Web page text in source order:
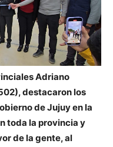
Adriano
destacaron los
de Jujuy en la
toda la provincia y
de la gente, al